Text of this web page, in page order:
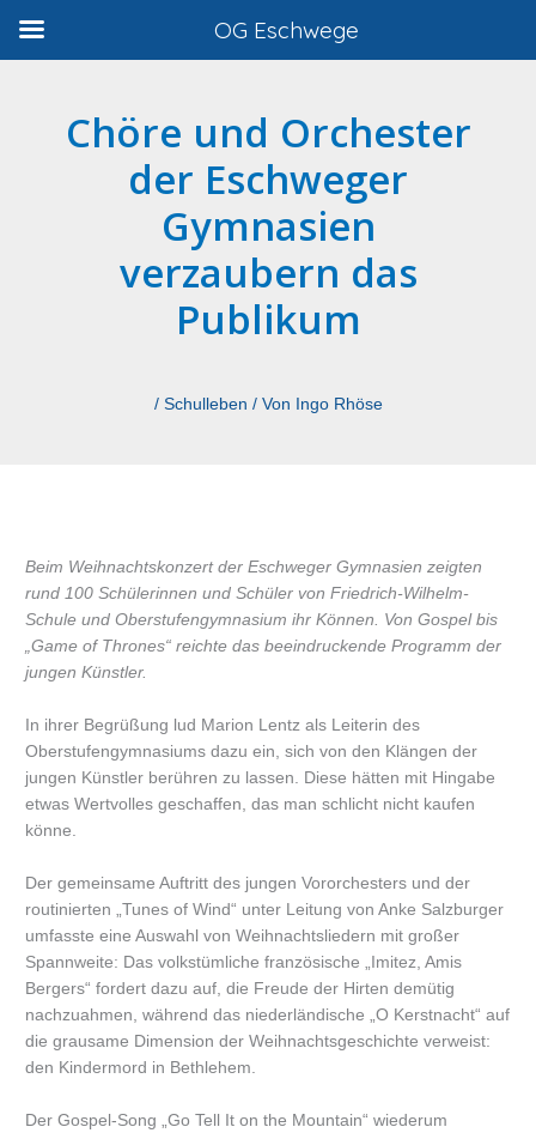
Inhalt
springen
Chöre und Orchester
der Eschweger
Gymnasien
verzaubern das
Publikum
/ Schulleben / Von Ingo Rhöse
Beim Weihnachtskonzert der Eschweger Gymnasien zeigten
rund 100 Schülerinnen und Schüler von Friedrich-Wilhelm-
Schule und Oberstufengymnasium ihr Können. Von Gospel bis
„Game of Thrones“ reichte das beeindruckende Programm der
jungen Künstler.
In ihrer Begrüßung lud Marion Lentz als Leiterin des
Oberstufengymnasiums dazu ein, sich von den Klängen der
jungen Künstler berühren zu lassen. Diese hätten mit Hingabe
etwas Wertvolles geschaffen, das man schlicht nicht kaufen
könne.
Der gemeinsame Auftritt des jungen Vororchesters und der
routinierten „Tunes of Wind“ unter Leitung von Anke Salzburger
umfasste eine Auswahl von Weihnachtsliedern mit großer
Spannweite: Das volkstümliche französische „Imitez, Amis
Bergers“ fordert dazu auf, die Freude der Hirten demütig
nachzuahmen, während das niederländische „O Kerstnacht“ auf
die grausame Dimension der Weihnachtsgeschichte verweist:
den Kindermord in Bethlehem.
Der Gospel-Song „Go Tell It on the Mountain“ wiederum
OG Eschwege